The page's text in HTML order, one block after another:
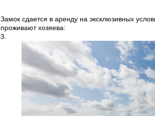
Замок сдается в аренду на эксклюзивных
проживают хозяева:
3.